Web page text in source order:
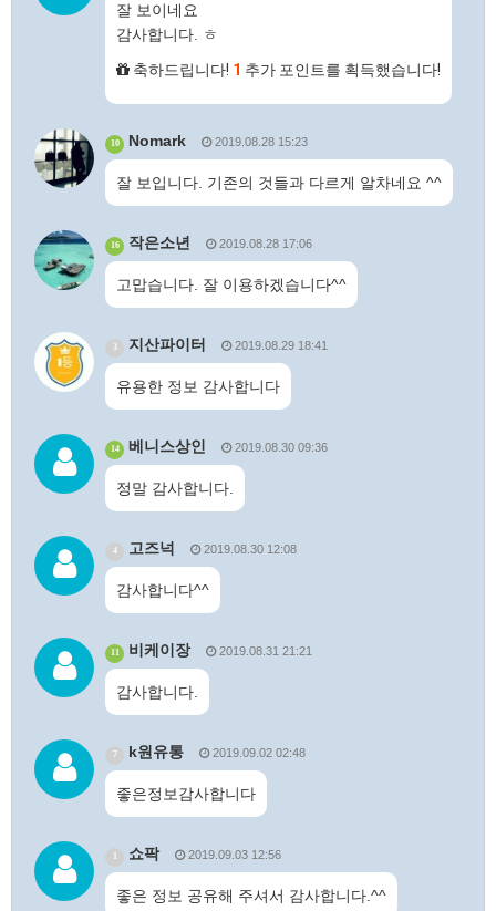
잘 보이네요
감사합니다. ㅎ
축하드립니다! 1 추가 포인트를 획득했습니다!
10 Nomark 2019.08.28 15:23
잘 보입니다. 기존의 것들과 다르게 알차네요 ^^
16 작은소년 2019.08.28 17:06
고맙습니다. 잘 이용하겠습니다^^
3 지산파이터 2019.08.29 18:41
유용한 정보 감사합니다
14 베니스상인 2019.08.30 09:36
정말 감사합니다.
4 고즈넉 2019.08.30 12:08
감사합니다^^
11 비케이장 2019.08.31 21:21
감사합니다.
7 k원유통 2019.09.02 02:48
좋은정보감사합니다
쇼팍 2019.09.03 12:56
좋은 정보 공유해 주셔서 감사합니다.^^